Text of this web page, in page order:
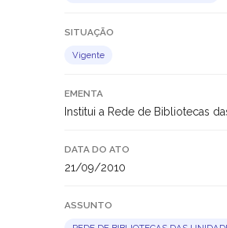
SITUAÇÃO
Vigente
EMENTA
Institui a Rede de Bibliotecas
DATA DO ATO
21/09/2010
ASSUNTO